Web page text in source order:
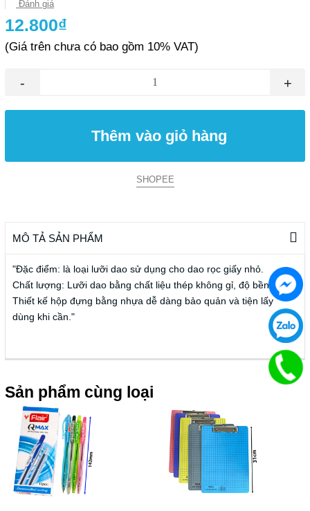
Đánh giá
12.800₫
(Giá trên chưa có bao gồm 10% VAT)
- +
Thêm vào giỏ hàng
SHOPEE
MÔ TẢ SẢN PHẨM
"Đặc điểm: là loại lưỡi dao sử dụng cho dao rọc giấy nhỏ.
Chất lượng: Lưỡi dao bằng chất liệu thép không gỉ, độ bền cao
Thiết kế hộp đựng bằng nhựa dễ dàng bảo quản và tiện lấy
dùng khi cần."
Sản phẩm cùng loại